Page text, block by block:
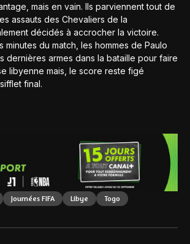
mais en vain. Ils parviennent tout de
assauts des Chevaliers de la
décidés à accrocher la victoire.
minutes du match, les hommes de Paulo
dernières armes dans la bataille pour faire
libyenne mais, le score reste figé
final.
Journées FIFA Libye Togo